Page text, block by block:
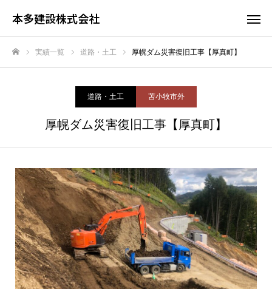
本多建設株式会社
実績一覧 道路・土工 厚幌ダム災害復旧工事【厚真町】
道路・土工 苫小牧市外
厚幌ダム災害復旧工事【厚真町】